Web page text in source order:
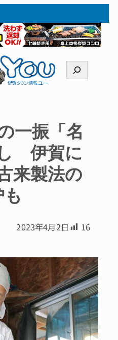
索
一振「名
伊賀に
来製法の
2023年4月2日 16